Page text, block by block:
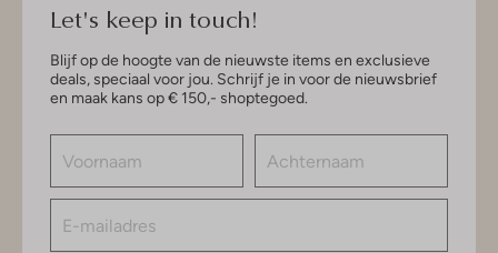
Let's keep in touch!
Blijf op de hoogte van de nieuwste items en exclusieve
deals, speciaal voor jou. Schrijf je in voor de nieuwsbrief
en maak kans op € 150,- shoptegoed.